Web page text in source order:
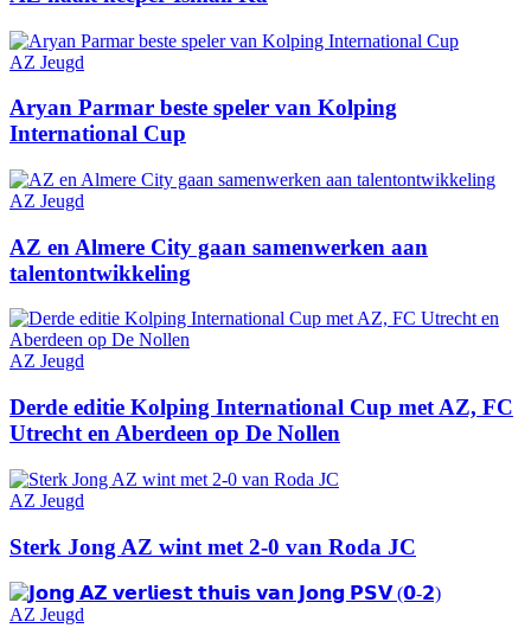
AZ Jeugd
Aryan Parmar beste speler van Kolping
International Cup
AZ Jeugd
AZ en Almere City gaan samenwerken aan
talentontwikkeling
AZ Jeugd
Derde editie Kolping International Cup met AZ, FC
Utrecht en Aberdeen op De Nollen
AZ Jeugd
Sterk Jong AZ wint met 2-0 van Roda JC
AZ Jeugd